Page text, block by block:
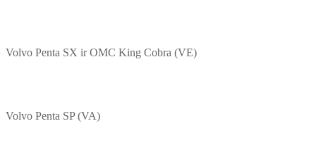
Volvo Penta SX ir OMC King Cobra (VE)
Volvo Penta SP (VA)